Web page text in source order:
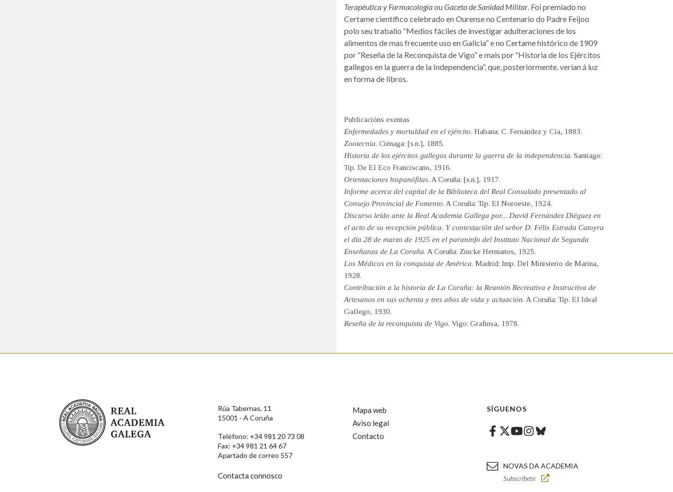
Terapéuticay FarmacologíaouGaceta de Sanidad Militar. Foi premiado no
Certame científico celebrado en Ourense no Centenario do Padre Feijoo
polo seu traballo “Medios fáciles de investigar adulteraciones de los
alimentos de mas frecuente uso en Galicia” e no Certame histórico de 1909
por “Reseña de la Reconquista de Vigo” e mais por “Historia de los Ejércitos
gallegos en la guerra de la Independencia”, que, posteriormente, verían á luz
en forma de libros.
Publicacións exentas
Enfermedades y mortaldad en el ejército. Habana: C. Fernández y Cía, 1883.
Zootecnia. Ciénaga: [s.n.], 1885.
Historia de los ejércitos gallegos durante la guerra de la independencia. Santiago:
Tip. De El Eco Franciscano, 1916.
Orientaciones hispanófilas. A Coruña: [s.n.], 1917.
Informe acerca del capital de la Biblioteca del Real Consulado presentado al
Consejo Provincial de Fomento. A Coruña: Tip. El Noroeste, 1924.
Discurso leído ante la Real Academia Gallega por... David Fernández Diéguez en
el acto de su recepción pública. Y contestación del señor D. Félix Estrada Catoyra
el día 28 de marzo de 1925 en el paraninfo del Instituto Nacional de Segunda
Enseñanza de La Coruña. A Coruña: Zincke Hermanos, 1925.
Los Médicos en la conquista de América. Madrid: Imp. Del Ministerio de Marina,
1928.
Contribución a la historia de La Coruña: la Reunión Recreativa e Instructiva de
Artesanos en sus ochenta y tres años de vida y actuación. A Coruña: Tip. El Ideal
Gallego, 1930.
Reseña de la reconquista de Vigo. Vigo: Grafinsa, 1978.
Real Academia Galega
Rúa Tabernas, 11
15001 - A Coruña
Teléfono: +34 981 20 73 08
Fax: +34 981 21 64 67
Apartado de correo 557
Contacta connosco
Mapa web
Aviso legal
Contacto
SÍGUENOS
Facebook
Twitter
Youtube
Instagram
Bluesky
NOVAS DA ACADEMIA
Subscríbete